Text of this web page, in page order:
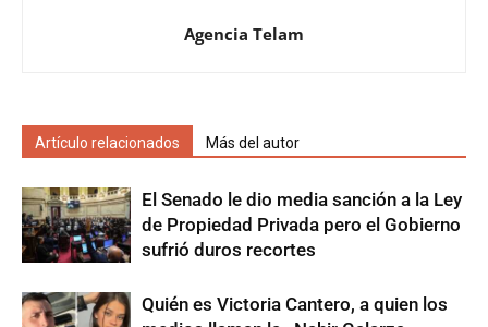
Agencia Telam
Artículo relacionados Más del autor
El Senado le dio media sanción a la Ley
de Propiedad Privada pero el Gobierno
sufrió duros recortes
Quién es Victoria Cantero, a quien los